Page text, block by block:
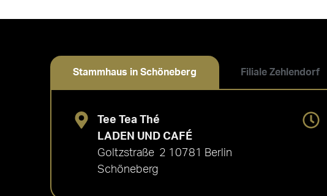
Stammhaus in Schöneberg Filiale Zehlendorf
Tee Tea Thé
LADEN UND CAFÉ
Goltzstraße 2 10781 Berlin
Schöneberg